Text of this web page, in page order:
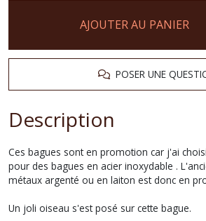
AJOUTER AU PANIER
POSER UNE
Description
Ces bagues sont en promotion car j'ai
pour des bagues en acier inoxydable .
métaux argenté ou en laiton est donc en
Un joli oiseau s'est posé sur cette bague.